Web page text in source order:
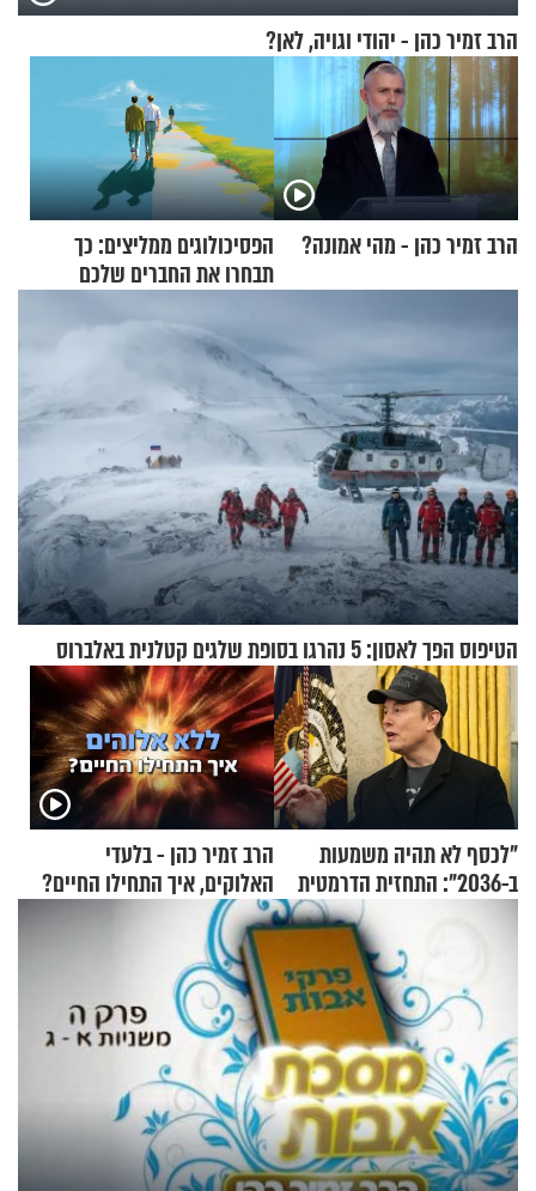
הרב זמיר כהן - יהודי וגויה, לאן?
הרב זמיר כהן - מהי אמונה?
הפסיכולוגים ממליצים: כך
תבחרו את החברים שלכם
הטיפוס הפך לאסון: 5 נהרגו בסופת שלגים קטלנית באלברוס
"לכסף לא תהיה משמעות
ב-2036": התחזית הדרמטית
של אילון מאסק על עתיד
הרב זמיר כהן - בלעדי
האלוקים, איך התחילו החיים?